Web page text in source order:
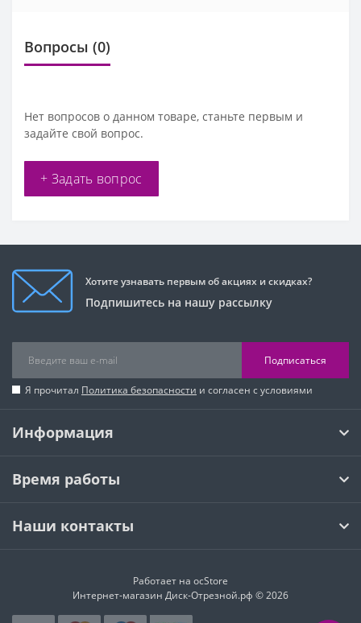
Вопросы (0)
Нет вопросов о данном товаре, станьте первым и
задайте свой вопрос.
+ Задать вопрос
Хотите узнавать первым об акциях и скидках?
Подпишитесь на нашу рассылку
Подписаться
Я прочитал Политика безопасности и согласен с условиями
Информация
Время работы
Наши контакты
Работает на ocStore
Интернет-магазин Диск-Отрезной.рф © 2026